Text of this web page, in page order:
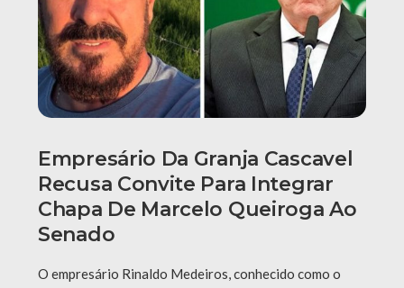
Empresário Da Granja Cascavel
Recusa Convite Para Integrar
Chapa De Marcelo Queiroga Ao
Senado
O empresário Rinaldo Medeiros, conhecido como o